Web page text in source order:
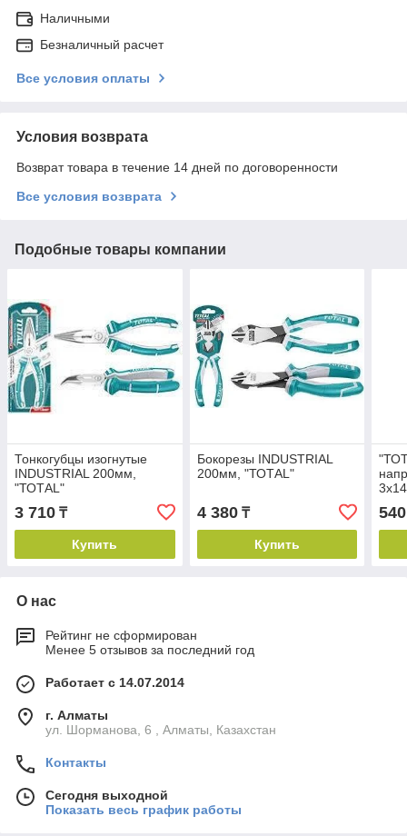
Наличными
Безналичный расчет
Все условия оплаты
Условия возврата
Возврат товара в течение 14 дней по договоренности
Все условия возврата
Подобные товары компании
Тонкогубцы изогнутые
INDUSTRIAL 200мм,
"ТОТАL"
3 710 ₸
Купить
Бокорезы INDUSTRIAL
200мм, "ТОТАL"
4 380₸
Купить
540
О нас
Рейтинг не сформирован
Менее 5 отзывов за последний год
Работает с 14.07.2014
г. Алматы
ул. Шорманова, 6 , Алматы, Казахстан
Контакты
Сегодня выходной
Показать весь график работы